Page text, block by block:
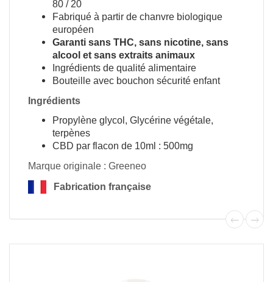
80 / 20
Fabriqué à partir de chanvre biologique
européen
Garanti sans THC, sans nicotine, sans
alcool et sans extraits animaux
Ingrédients de qualité alimentaire
Bouteille avec bouchon sécurité enfant
Ingrédients
Propylène glycol, Glycérine végétale,
terpènes
CBD par flacon de 10ml : 500mg
Marque originale : Greeneo
Fabrication française